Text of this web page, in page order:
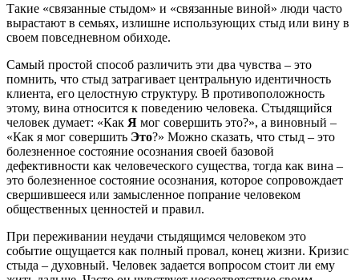
Такие «связанные стыдом» и «связанные виной» люди часто
вырастают в семьях, излишне использующих стыд или вину в
своем повседневном обиходе.
Самый простой способ различить эти два чувства – это
помнить, что стыд затрагивает центральную идентичность
клиента, его целостную структуру. В противоположность
этому, вина относится к поведению человека. Стыдящийся
человек думает: «Как Я мог совершить это?», а виновный –
«Как я мог совершить Это?» Можно сказать, что стыд – это
болезненное состояние осознания своей базовой
дефективности как человеческого существа, тогда как вина –
это болезненное состояние осознания, которое сопровождает
свершившееся или замысленное попрание человеком
общественных ценностей и правил.
При переживании неудачи стыдящимся человеком это
событие ощущается как полный провал, конец жизни. Кризис
стыда – духовный. Человек задается вопросом стоит ли ему